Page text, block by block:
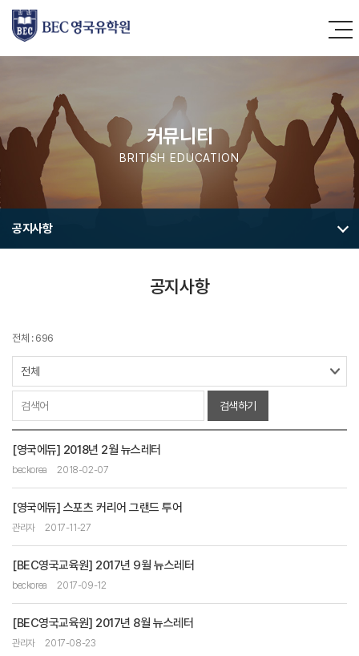
커뮤니티
BRITISH EDUCATION
공지사항
공지사항
전체 : 696
검색하기
[영국에듀] 2018년 2월 뉴스레터
beckorea 2018-02-07
[영국에듀] 스포츠 커리어 그랜드 투어
관리자 2017-11-27
[BEC영국교육원] 2017년 9월 뉴스레터
beckorea 2017-09-12
[BEC영국교육원] 2017년 8월 뉴스레터
관리자 2017-08-23